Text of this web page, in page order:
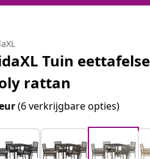
Tuin
rattan
(6 verkrijgbare opties)